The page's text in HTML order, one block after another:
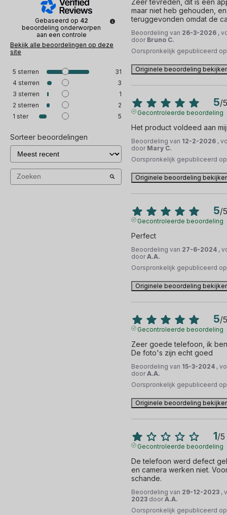
Gebaseerd op 42
beoordeling onderworpen
aan een controle
Bekijk alle beoordelingen op deze
site
5 sterren
31
4 sterren
3
3 sterren
1
2 sterren
2
1 ster 5
Sorteer beoordelingen
Zeer tevreden, dit is een
maar niet heb gehouden,
teruggevonden omdat de
Beoordeling van 26-3-2026 ,
door Bruno C.
Oorspronkelijk gepubliceerd
Originele beoordeling
5/5
Gecontroleerde beoordeling
Het product voldeed aan
Beoordeling van 12-2-2026 ,
door Mary C.
Oorspronkelijk gepubliceerd
Originele beoordeling
5/5
Gecontroleerde beoordeling
Perfect
Beoordeling van 27-6-2024 ,
door A.A.
Oorspronkelijk gepubliceerd
Originele beoordeling
5/5
Gecontroleerde beoordeling
Zeer goede telefoon, ik
De foto's zijn echt goed
Beoordeling van 15-3-2024 ,
door A.A.
Oorspronkelijk gepubliceerd
Originele beoordeling
1/5
Gecontroleerde beoordeling
De telefoon werd defect
en camera werken niet.
schande.
Beoordeling van 29-12-2023 ,
2023 door A.A.
Oorspronkelijk gepubliceerd